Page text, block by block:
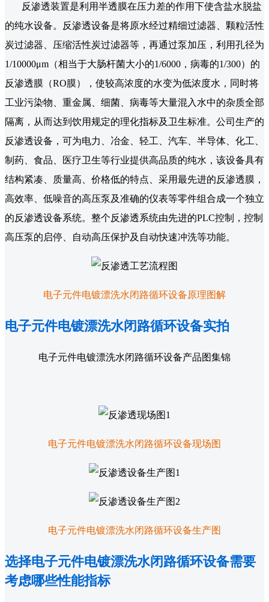
反渗透装置是利用半透膜在压力差的作用下使含盐水脱盐
的纯水设备。反渗透设备是将原水经过精细过滤器、颗粒活性
炭过滤器、压缩活性炭过滤器等，再通过泵加压，利用孔径为
1/10000μm（相当于大肠杆菌大小的1/6000，病毒的1/300）的
反渗透膜（RO膜），使较高浓度的水变为低浓度水，同时将
工业污染物、重金属、细菌、病毒等大量混入水中的杂质全部
隔离，从而达到饮用规定的理化指标及卫生标准。公司生产的
反渗透设备，可为电力、冶金、轻工、汽车、半导体、化工、
制药、食品、医疗卫生等行业提供高品质的纯水，该设备具有
结构紧凑、质量高、价格低的特点、采用最先进的反渗透膜，
高效率、低噪音的高压泵及准确的仪表等零件组合成一个独立
的反渗透设备系统。整个反渗透系统由先进的PLC控制，控制
高压泵的启停、自动高压保护及自动快速冲洗等功能。
电子元件电镀漂洗水闭路循环设备原理图解
电子元件电镀漂洗水闭路循环设备实拍
电子元件电镀漂洗水闭路循环设备产品图集锦
电子元件电镀漂洗水闭路循环设备现场图
电子元件电镀漂洗水闭路循环设备生产图
选择电子元件电镀漂洗水闭路循环设备需要
考虑哪些性能指标